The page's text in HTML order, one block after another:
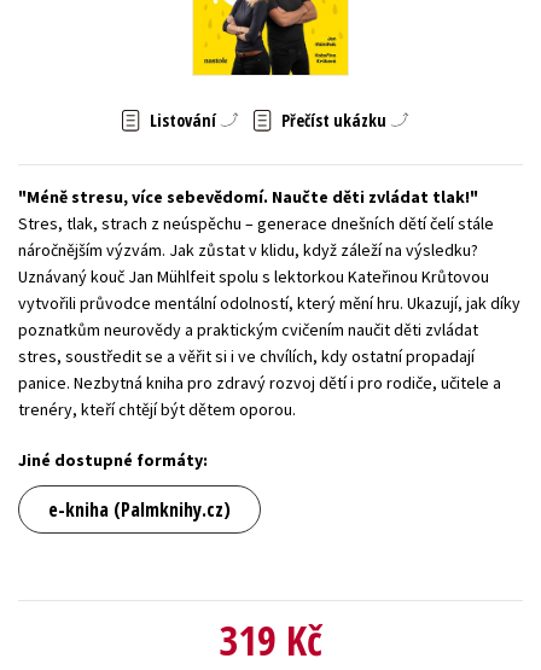
Zahraniční literatura
Listování Přečíst ukázku
Méně stresu, více sebevědomí. Naučte děti zvládat tlak!
Stres, tlak, strach z neúspěchu – generace dnešních dětí čelí stále
náročnějším výzvám. Jak zůstat v klidu, když záleží na výsledku?
Uznávaný kouč Jan Mühlfeit spolu s lektorkou Kateřinou Krůtovou
vytvořili průvodce mentální odolností, který mění hru. Ukazují, jak díky
poznatkům neurovědy a praktickým cvičením naučit děti zvládat
stres, soustředit se a věřit si i ve chvílích, kdy ostatní propadají
panice. Nezbytná kniha pro zdravý rozvoj dětí i pro rodiče, učitele a
trenéry, kteří chtějí být dětem oporou.
Jiné dostupné formáty:
e-kniha (Palmknihy.cz)
319 Kč